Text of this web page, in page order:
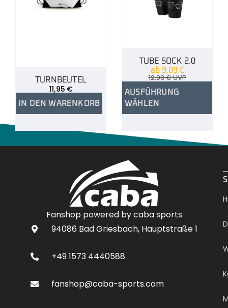
TURNBEUTEL
11,95 €
IN DEN WARENKORB
TUBE SOCK 2.0
ab 9,09 €
12,99€UVP
AUSFÜHRUNG
WÄHLEN
Fanshop powered by caba sports
94086 Bad Griesbach, Hauptstraße 1
+49 1573 4440588
fanshop@caba-sports.com